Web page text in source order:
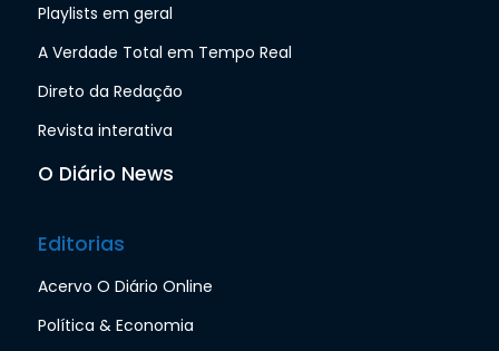
Playlists em geral
A Verdade Total em Tempo Real
Direto da Redação
Revista interativa
O Diário News
Editorias
Acervo O Diário Online
Política & Economia